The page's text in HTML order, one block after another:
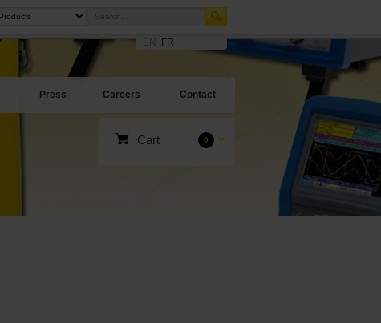
FR
Press Careers Contact
Cart 0